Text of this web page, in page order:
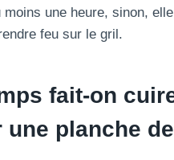
moins une heure, sinon, elle
feu sur le gril.
fait-on
planche de